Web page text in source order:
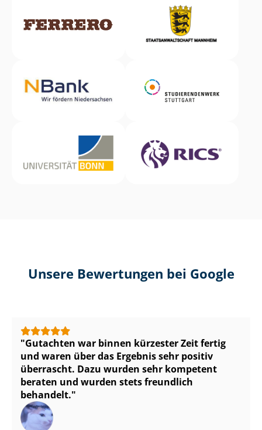
Unsere Bewertungen bei Google
Gutachten war binnen kürzester Zeit fertig
und waren über das Ergebnis sehr positiv
überrascht. Dazu wurden sehr kompetent
beraten und wurden stets freundlich
behandelt.